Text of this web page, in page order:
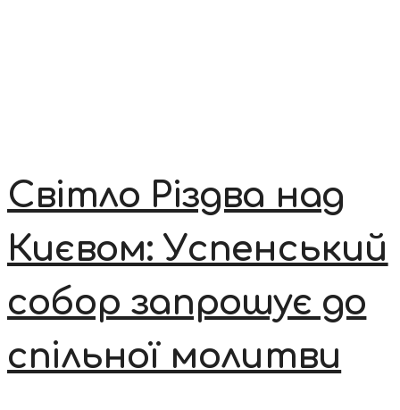
Світло Різдва над
Києвом: Успенський
собор запрошує до
спільної молитви